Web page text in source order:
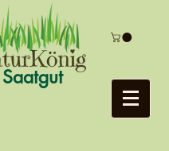
Saatgut